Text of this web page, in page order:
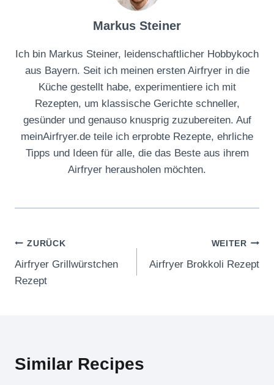
Markus Steiner
Ich bin Markus Steiner, leidenschaftlicher Hobbykoch
aus Bayern. Seit ich meinen ersten Airfryer in die
Küche gestellt habe, experimentiere ich mit
Rezepten, um klassische Gerichte schneller,
gesünder und genauso knusprig zuzubereiten. Auf
meinAirfryer.de teile ich erprobte Rezepte, ehrliche
Tipps und Ideen für alle, die das Beste aus ihrem
Airfryer herausholen möchten.
Beitragsnavigation
ZURÜCK
Airfryer Grillwürstchen
Rezept
WEITER
Airfryer Brokkoli Rezept
Similar Recipes